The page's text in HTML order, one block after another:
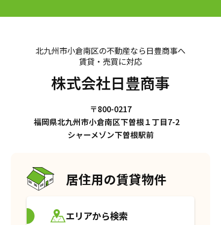
北九州市小倉南区の不動産なら日豊商事へ
賃貸・売買に対応
株式会社日豊商事
〒800-0217
福岡県北九州市小倉南区下曽根１丁目7-2
シャーメゾン下曽根駅前
居住用の賃貸物件
エリアから検索